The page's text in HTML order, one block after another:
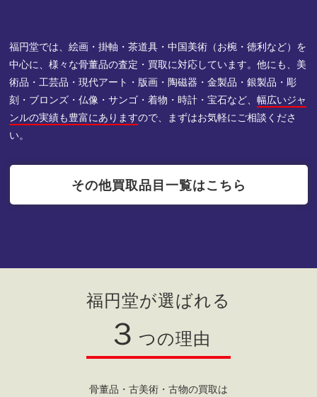
福円堂では、絵画・掛軸・茶道具・中国美術（お椀・徳利など）を
中心に、様々な骨董品の査定・買取に対応しています。他にも、美
術品・工芸品・現代アート・版画・陶磁器・金製品・銀製品・彫
刻・ブロンズ・仏像・サンゴ・着物・時計・宝石など、幅広いジャ
ンルの実績も豊富にありますので、まずはお気軽にご相談くださ
い。
その他買取品目一覧はこちら
福円堂が選ばれる
３ つの理由
骨董品・古美術・古物の買取は